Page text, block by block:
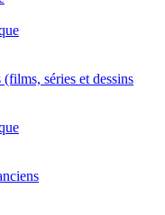
séries et dessins